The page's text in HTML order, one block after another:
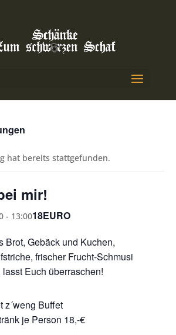
hat bereits stattgefunden.
mir!
- 13:0018EURO
Brot, Gebäck und Kuchen,
frischer Frucht-Schmusi
Euch überraschen!
z´weng Buffet
je Person 18,-€